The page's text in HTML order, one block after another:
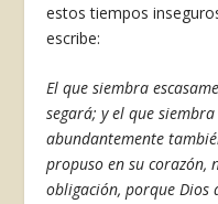
estos tiempos
escribe:
El que siembra
segará; y el que
abundantemente
propuso en su corazón,
obligación, porque Dios